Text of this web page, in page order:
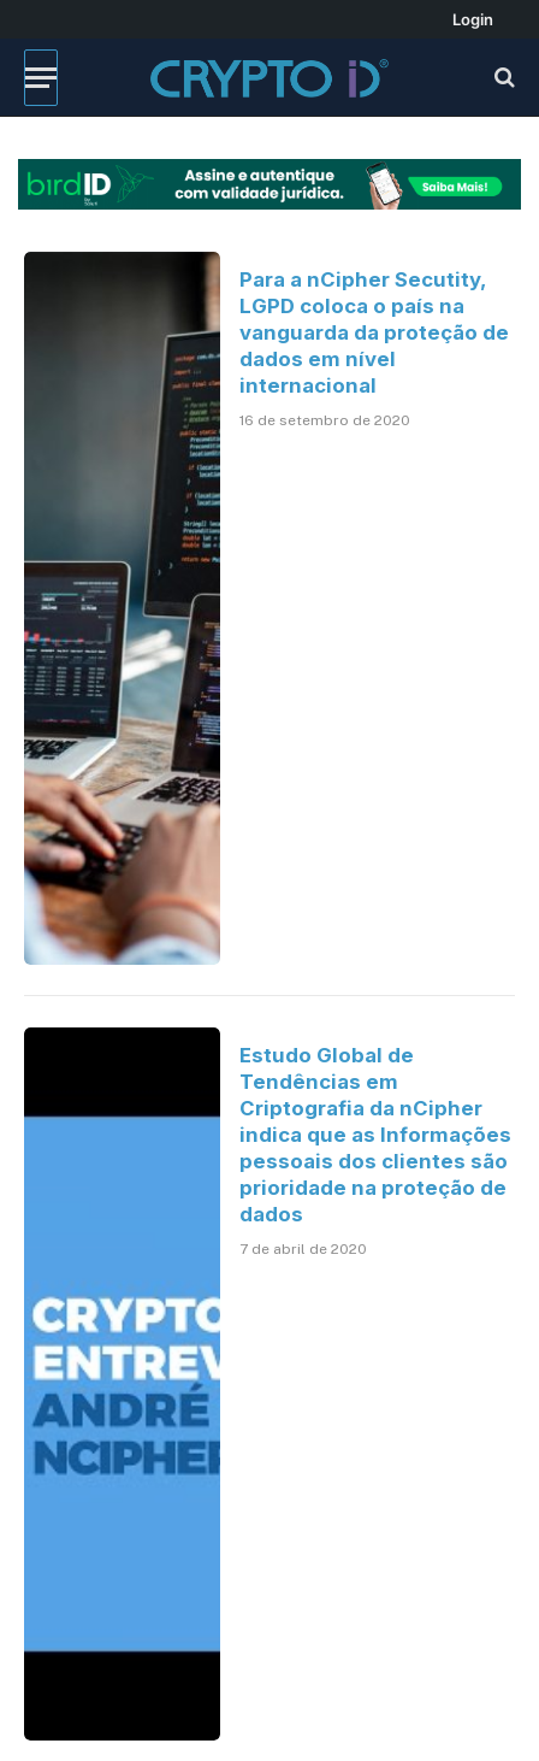
Login
Para a nCipher Secutity,
LGPD coloca o país na
vanguarda da proteção de
dados em nível
internacional
16 de setembro de 2020
Estudo Global de
Tendências em
Criptografia da nCipher
indica que as Informações
pessoais dos clientes são
prioridade na proteção de
dados
7 de abril de 2020